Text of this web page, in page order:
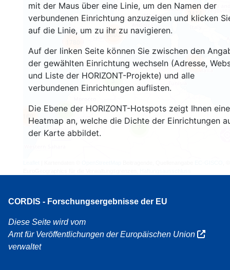
mit der Maus über eine Linie, um den Namen der
verbundenen Einrichtung anzuzeigen und klicken
auf die Linie, um zu ihr zu navigieren.
Auf der linken Seite können Sie zwischen den
der gewählten Einrichtung wechseln (Adresse,
und Liste der HORIZONT-Projekte) und alle
verbundenen Einrichtungen auflisten.
Die Ebene der HORIZONT-Hotspots zeigt Ihnen eine
Heatmap an, welche die Dichte der Einrichtungen
der Karte abbildet.
3
3
160
481
6003
CORDIS - Forschungsergebnisse der EU
Diese Seite wird vom
Amt für Veröffentlichungen der Europäischen Union
verwaltet